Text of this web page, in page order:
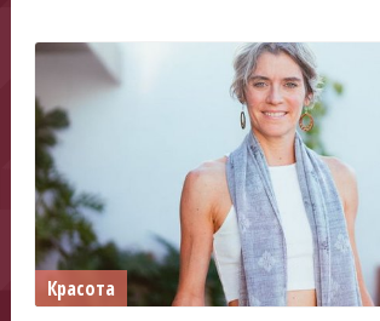
Красота